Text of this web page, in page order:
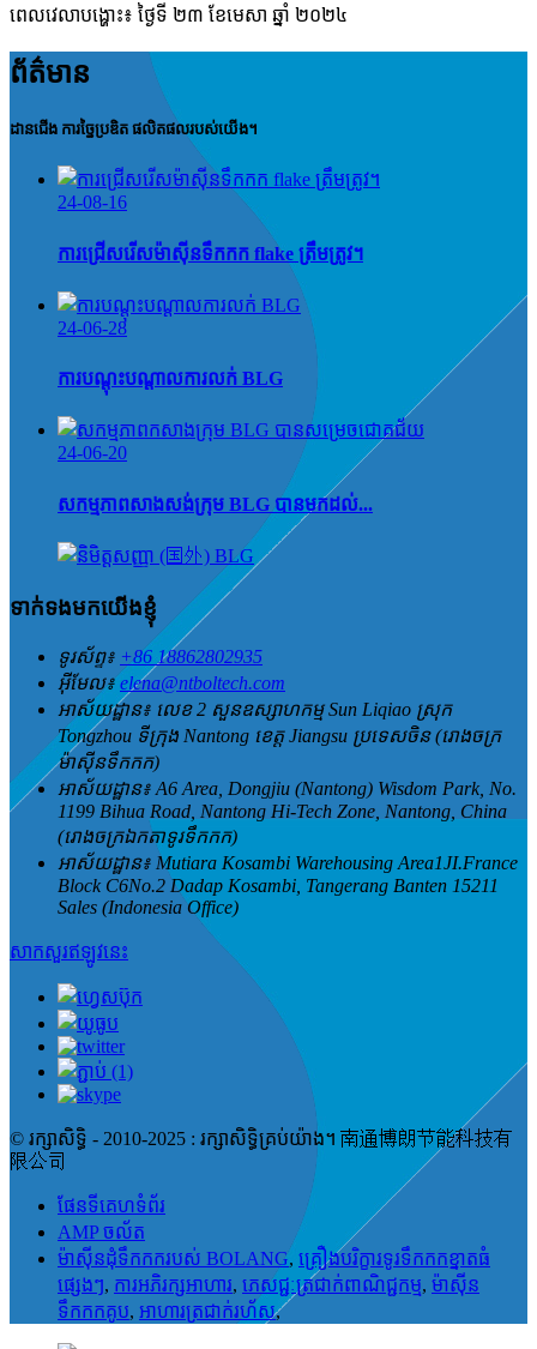
ពេលវេលាបង្ហោះ៖ ថ្ងៃទី ២៣ ខែមេសា ឆ្នាំ ២០២៤
ព័ត៌មាន
ដានជើង ការច្នៃប្រឌិត ផលិតផលរបស់យើង។
24-08-16
ការជ្រើសរើសម៉ាស៊ីនទឹកកក flake ត្រឹមត្រូវ។
24-06-28
ការបណ្តុះបណ្តាលការលក់ BLG
24-06-20
សកម្មភាពសាងសង់ក្រុម BLG បានមកដល់...
ទាក់ទងមកយើងខ្ញុំ
ទូរស័ព្ទ៖ +86 18862802935
អ៊ីមែល៖ elena@ntboltech.com
អាស័យដ្ឋាន៖ លេខ 2 សួនឧស្សាហកម្ម Sun Liqiao ស្រុក
Tongzhou ទីក្រុង Nantong ខេត្ត Jiangsu ប្រទេសចិន (រោងចក្រ
ម៉ាស៊ីនទឹកកក)
អាស័យដ្ឋាន៖ A6 Area, Dongjiu (Nantong) Wisdom Park, No.
1199 Bihua Road, Nantong Hi-Tech Zone, Nantong, China
(រោងចក្រឯកតាទូរទឹកកក)
អាស័យដ្ឋាន៖ Mutiara Kosambi Warehousing Area1JI.France
Block C6No.2 Dadap Kosambi, Tangerang Banten 15211
Sales (Indonesia Office)
សាកសួរឥឡូវនេះ
© រក្សាសិទ្ធិ - 2010-2025 : រក្សាសិទ្ធិគ្រប់យ៉ាង។ 南通博朗节能科技有
限公司
ផែនទីគេហទំព័រ
AMP ចល័ត
ម៉ាស៊ីនដុំទឹកកករបស់ BOLANG, គ្រឿងបរិក្ខារទូរទឹកកកខ្នាតធំ
ផ្សេងៗ, ការអភិរក្សអាហារ, ភេសជ្ជៈត្រជាក់ពាណិជ្ជកម្ម, ម៉ាស៊ីន
ទឹកកកគូប, អាហារត្រជាក់រហ័ស,